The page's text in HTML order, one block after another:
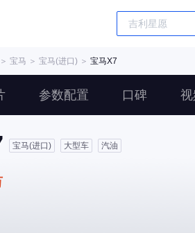
＞ 宝马 ＞ 宝马(进口) ＞ 宝马X7
参数配置 口碑 视
宝马(进口) 大型车 汽油